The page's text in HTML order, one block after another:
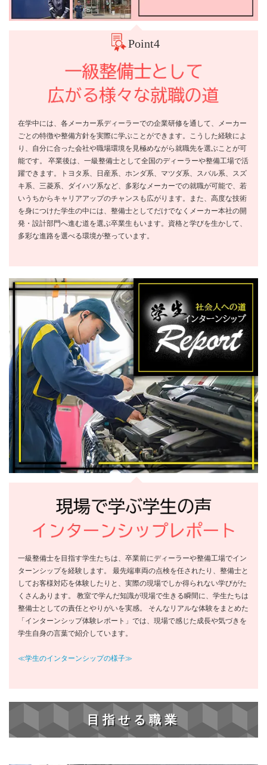
Point4
在学中には、各メーカー系ディーラーでの企業研修を通して、メーカー
ごとの特徴や整備方針を実際に学ぶことができます。こうした経験によ
り、自分に合った会社や職場環境を見極めながら就職先を選ぶことが可
能です。 卒業後は、一級整備士として全国のディーラーや整備工場で活
躍できます。トヨタ系、日産系、ホンダ系、マツダ系、スバル系、スズ
キ系、三菱系、ダイハツ系など、多彩なメーカーでの就職が可能で、若
いうちからキャリアアップのチャンスも広がります。また、高度な技術
を身につけた学生の中には、整備士としてだけでなくメーカー本社の開
発・設計部門へ進む道を選ぶ卒業生もいます。資格と学びを生かして、
多彩な進路を選べる環境が整っています。
一級整備士を目指す学生たちは、卒業前にディーラーや整備工場でイン
ターンシップを経験します。 最先端車両の点検を任されたり、整備士と
してお客様対応を体験したりと、実際の現場でしか得られない学びがた
くさんあります。 教室で学んだ知識が現場で生きる瞬間に、学生たちは
整備士としての責任とやりがいを実感。 そんなリアルな体験をまとめた
「インターンシップ体験レポート」では、現場で感じた成長や気づきを
学生自身の言葉で紹介しています。
≪学生のインターンシップの様子≫
目指せる職業